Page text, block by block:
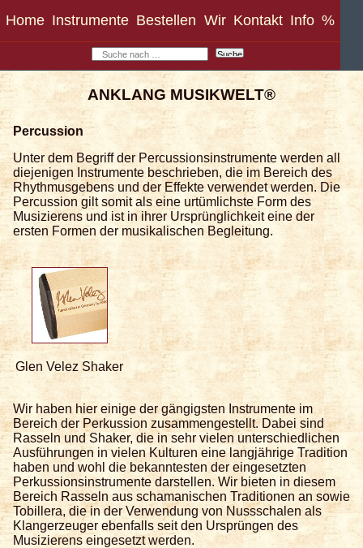
Home Instrumente Bestellen Wir Kontakt Info %
Percussion
Unter dem Begriff der Percussionsinstrumente werden all
diejenigen Instrumente beschrieben, die im Bereich des
Rhythmusgebens und der Effekte verwendet werden. Die
Percussion gilt somit als eine urtümlichste Form des
Musizierens und ist in ihrer Ursprünglichkeit eine der
ersten Formen der musikalischen Begleitung.
Glen Velez Shaker
Wir haben hier einige der gängigsten Instrumente im
Bereich der Perkussion zusammengestellt. Dabei sind
Rasseln und Shaker, die in sehr vielen unterschiedlichen
Ausführungen in vielen Kulturen eine langjährige Tradition
haben und wohl die bekanntesten der eingesetzten
Perkussionsinstrumente darstellen. Wir bieten in diesem
Bereich Rasseln aus schamanischen Traditionen an sowie
Tobillera, die in der Verwendung von Nussschalen als
Klangerzeuger ebenfalls seit den Ursprüngen des
Musizierens eingesetzt werden.